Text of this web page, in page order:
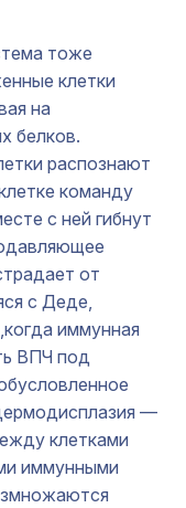
тоже
клетки
на
белков.
распознают
команду
с ней гибнут
от
с Деде,
иммунная
ВПЧ под
—
клетками
иммунными